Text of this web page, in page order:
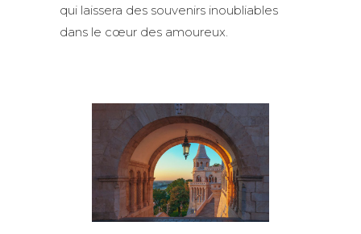
qui laissera des souvenirs inoubliables
dans le cœur des amoureux.